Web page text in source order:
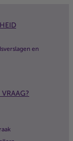
en
VRAAG?